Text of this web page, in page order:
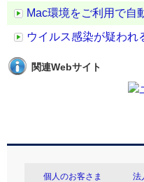
Mac環境をご利用で自
ウイルス感染が疑われ
関連Webサイト
個人のお客さま 法